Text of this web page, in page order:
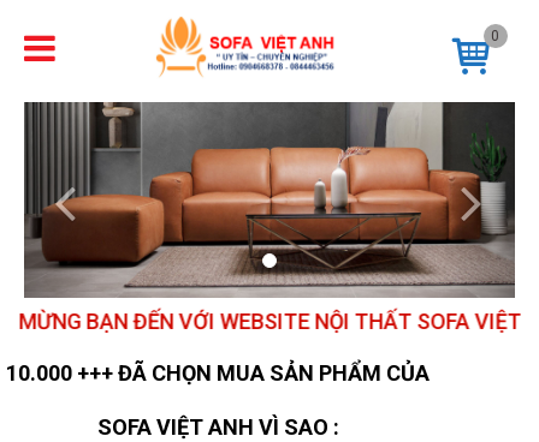
0
Previous
BẠN ĐẾN VỚI WEBSITE NỘI THẤT SOFA VIỆT ANH
10.000 +++ ĐÃ CHỌN MUA SẢN PHẨM CỦA
SOFA VIỆT ANH VÌ SAO :